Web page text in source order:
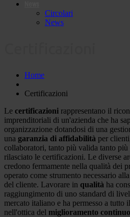
Circolari
News
Home
Certificazioni
Le certificazioni rappresentano il
imprenditoriali di un'azienda che ha
organizzazione dotandosi di una
una garanzia di affidabilità per
collaboratori, tanto più valida tanto più
rilasciato le certificazioni. Le diverse
credono fermamente nella qualità dei
operato come strumento necessario
del cliente. Lavorare in qualità ha
raggiungimento di uno standard di
mercato italiano e ha permesso a tutto
nell'ottica del miglioramento continuo